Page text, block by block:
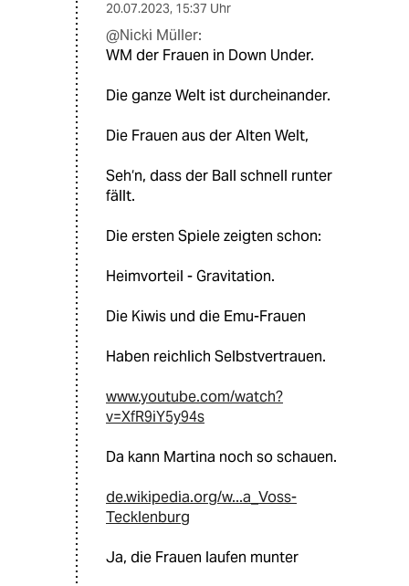
20.07.2023, 15:37 Uhr
@Nicki Müller:
WM der Frauen in Down Under.
Die ganze Welt ist durcheinander.
Die Frauen aus der Alten Welt,
Seh‘n, dass der Ball schnell runter
fällt.
Die ersten Spiele zeigten schon:
Heimvorteil - Gravitation.
Die Kiwis und die Emu-Frauen
Haben reichlich Selbstvertrauen.
www.youtube.com/watch?
v=XfR9iY5y94s
Da kann Martina noch so schauen.
de.wikipedia.org/w...a_Voss-
Tecklenburg
Ja, die Frauen laufen munter